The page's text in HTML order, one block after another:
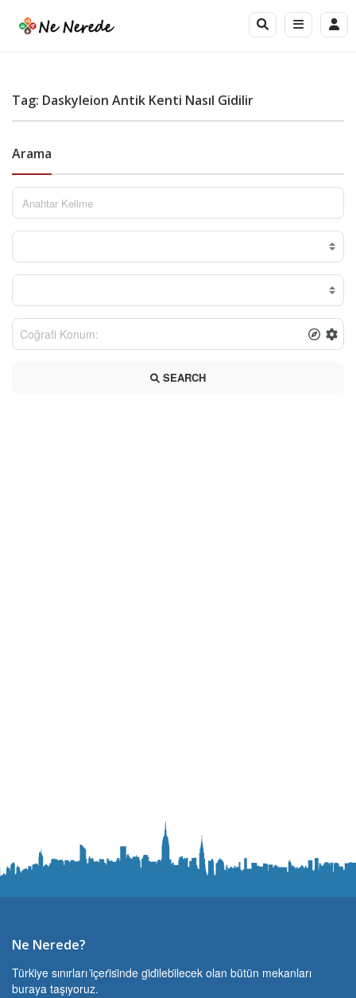
Tag: Daskyleion Antik Kenti Nasıl Gidilir
Arama
SEARCH
Ne Nerede?
Türki̇ye sınırları i̇çeri̇si̇nde gi̇di̇lebi̇lecek olan bütün mekanları
buraya taşıyoruz.